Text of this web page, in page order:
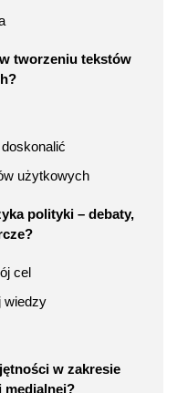
tworzeniu tekstów
użytkowych
polityki – debaty,
cel
wiedzy
w zakresie
medialnej?